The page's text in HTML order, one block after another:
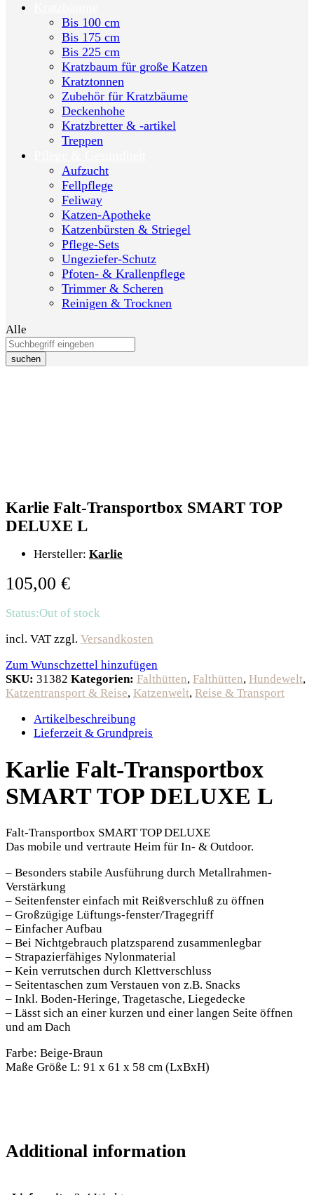
Bis 100 cm
Bis 175 cm
Bis 225 cm
Kratzbaum für große Katzen
Kratztonnen
Zubehör für Kratzbäume
Deckenhohe
Kratzbretter & -artikel
Treppen
Aufzucht
Fellpflege
Feliway
Katzen-Apotheke
Katzenbürsten & Striegel
Pflege-Sets
Ungeziefer-Schutz
Pfoten- & Krallenpflege
Trimmer & Scheren
Reinigen & Trocknen
Alle
suchen
Karlie Falt-Transportbox SMART TOP
DELUXE L
Hersteller: Karlie
105,00 €
Status:Out of stock
incl. VAT zzgl. Versandkosten
Zum Wunschzettel hinzufügen
SKU: 31382 Kategorien: Falthütten, Falthütten, Hundewelt,
Katzentransport & Reise, Katzenwelt, Reise & Transport
Artikelbeschreibung
Lieferzeit & Grundpreis
Karlie Falt-Transportbox
SMART TOP DELUXE L
Falt-Transportbox SMART TOP DELUXE
Das mobile und vertraute Heim für In- & Outdoor.
– Besonders stabile Ausführung durch Metallrahmen-
Verstärkung
– Seitenfenster einfach mit Reißverschluß zu öffnen
– Großzügige Lüftungs-fenster/Tragegriff
– Einfacher Aufbau
– Bei Nichtgebrauch platzsparend zusammenlegbar
– Strapazierfähiges Nylonmaterial
– Kein verrutschen durch Klettverschluss
– Seitentaschen zum Verstauen von z.B. Snacks
– Inkl. Boden-Heringe, Tragetasche, Liegedecke
– Lässt sich an einer kurzen und einer langen Seite öffnen
und am Dach
Farbe: Beige-Braun
Maße Größe L: 91 x 61 x 58 cm (LxBxH)
Additional information